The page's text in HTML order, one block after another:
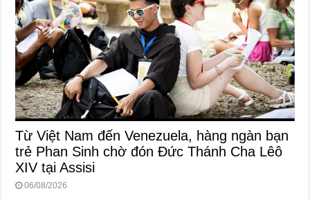
Từ Việt Nam đến Venezuela, hàng ngàn bạn
trẻ Phan Sinh chờ đón Đức Thánh Cha Lêô
XIV tại Assisi
06/08/2026